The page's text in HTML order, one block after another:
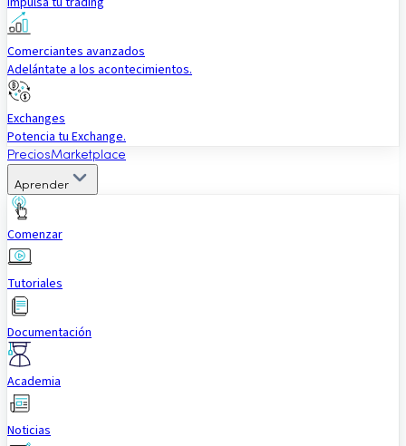
Comerciantes avanzados
Adelántate a los acontecimientos.
Exchanges
Potencia tu Exchange.
PreciosMarketplace
Aprender
Comenzar
Tutoriales
Documentación
Academia
Noticias